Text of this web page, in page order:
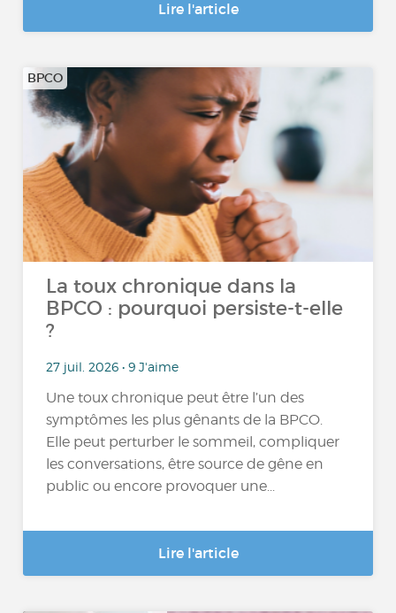
Lire l'article
BPCO
La toux chronique dans la
BPCO : pourquoi persiste-t-elle
?
27 juil. 2026 • 9 J'aime
Une toux chronique peut être l’un des
symptômes les plus gênants de la BPCO.
Elle peut perturber le sommeil, compliquer
les conversations, être source de gêne en
public ou encore provoquer une...
Lire l'article